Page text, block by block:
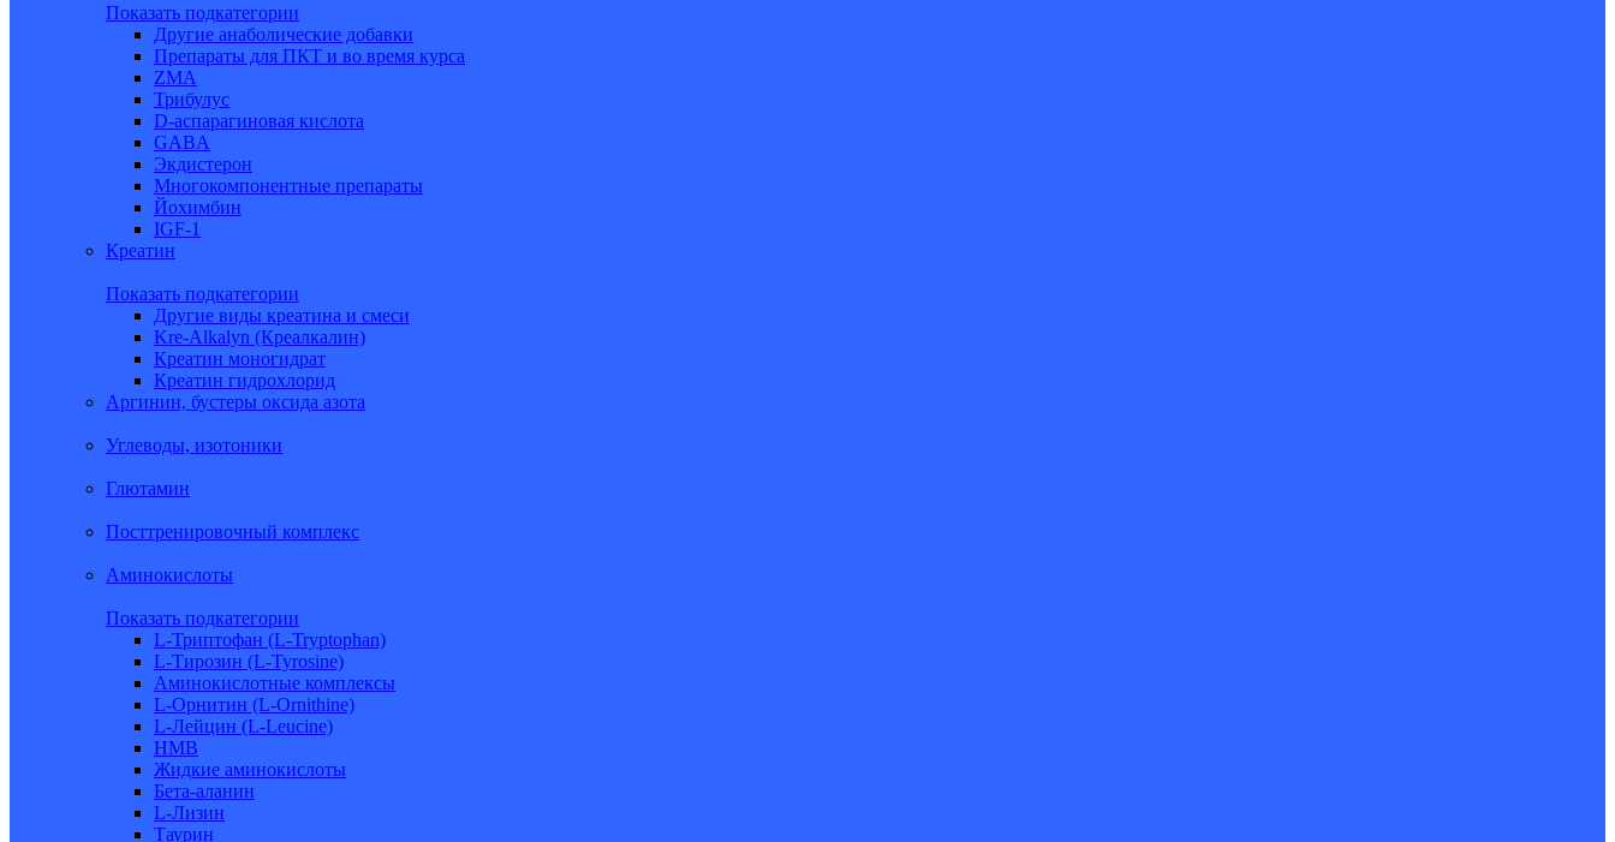
Показать подкатегории
Другие анаболические добавки
Препараты для ПКТ и во время курса
ZMA
Трибулус
D-аспарагиновая кислота
GABA
Экдистерон
Многокомпонентные препараты
Йохимбин
IGF-1
Креатин
Показать подкатегории
Другие виды креатина и смеси
Kre-Alkalyn (Креалкалин)
Креатин моногидрат
Креатин гидрохлорид
Аргинин, бустеры оксида азота
Углеводы, изотоники
Глютамин
Посттренировочный комплекс
Аминокислоты
Показать подкатегории
L-Триптофан (L-Tryptophan)
L-Тирозин (L-Tyrosine)
Аминокислотные комплексы
L-Орнитин (L-Ornithine)
L-Лейцин (L-Leucine)
HMB
Жидкие аминокислоты
Бета-аланин
L-Лизин
Таурин